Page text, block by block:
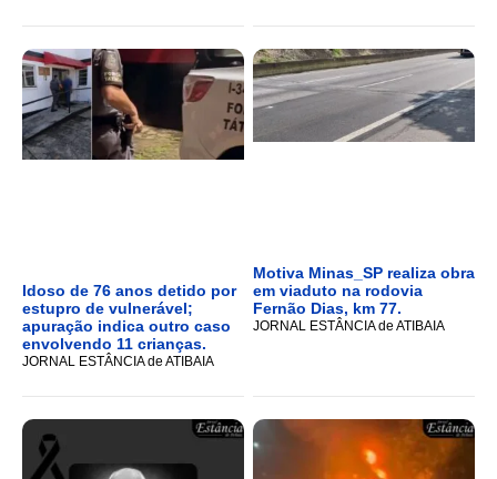
Idoso de 76 anos detido por
estupro de vulnerável;
apuração indica outro caso
envolvendo 11 crianças.
JORNAL ESTÂNCIA de ATIBAIA
Motiva Minas_SP realiza obra
em viaduto na rodovia
Fernão Dias, km 77.
JORNAL ESTÂNCIA de ATIBAIA